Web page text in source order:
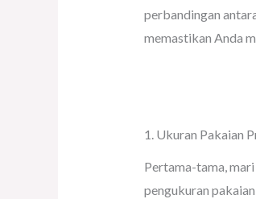
perbandingan
memastikan Anda
1. Ukuran Pakaian
Pertama-tama,
pengukuran